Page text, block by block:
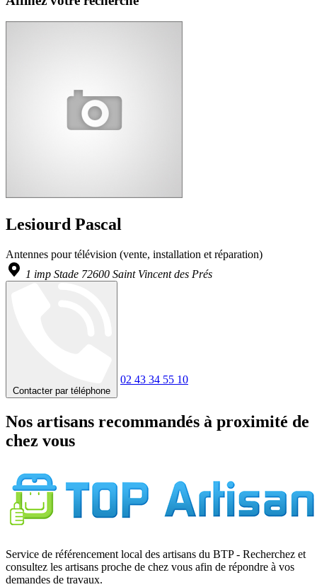
Lesiourd Pascal
Antennes pour télévision (vente, installation et réparation)
1 imp Stade 72600 Saint Vincent des Prés
Contacter par téléphone
02 43 34 55 10
Nos artisans recommandés à proximité de
chez vous
Service de référencement local des artisans du BTP - Recherchez et
consultez les artisans proche de chez vous afin de répondre à vos
demandes de travaux.